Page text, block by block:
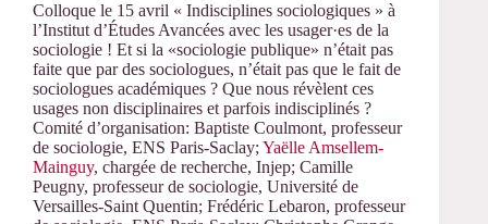
Colloque le 15 avril « Indisciplines sociologiques » à
l’Institut d’Études Avancées avec les usager·es de la
sociologie ! Et si la «sociologie publique» n’était pas
faite que par des sociologues, n’était pas que le fait de
sociologues académiques ? Que nous révèlent ces
usages non disciplinaires et parfois indisciplinés ?
Comité d’organisation: Baptiste Coulmont, professeur
de sociologie, ENS Paris-Saclay; Yaëlle Amsellem-
Mainguy, chargée de recherche, Injep; Camille
Peugny, professeur de sociologie, Université de
Versailles-Saint Quentin; Frédéric Lebaron, professeur